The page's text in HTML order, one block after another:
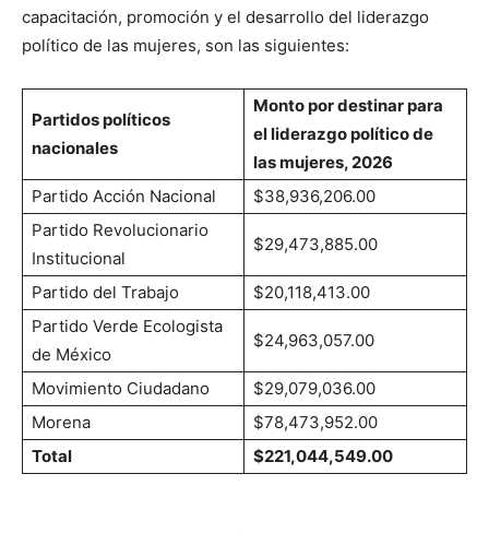
capacitación, promoción y el desarrollo del liderazgo
político de las mujeres, son las siguientes:
Partidos políticos
nacionales
Monto por destinar para
el liderazgo político de
las mujeres, 2026
Partido Acción Nacional
$38,936,206.00
Partido Revolucionario
Institucional
$29,473,885.00
Partido del Trabajo
$20,118,413.00
Partido Verde Ecologista
de México
$24,963,057.00
Movimiento Ciudadano
$29,079,036.00
Morena
$78,473,952.00
Total
$221,044,549.00